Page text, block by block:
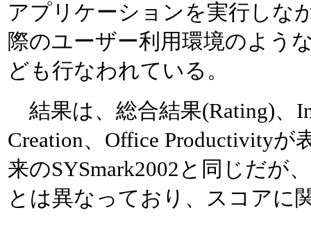
アプリケーションを実行しな
際のユーザー利用環境のよう
ども行なわれている。
結果は、総合結果(Rating)、
Creation、Office Productivity
来のSYSmark2002と同じだが
とは異なっており、スコアに